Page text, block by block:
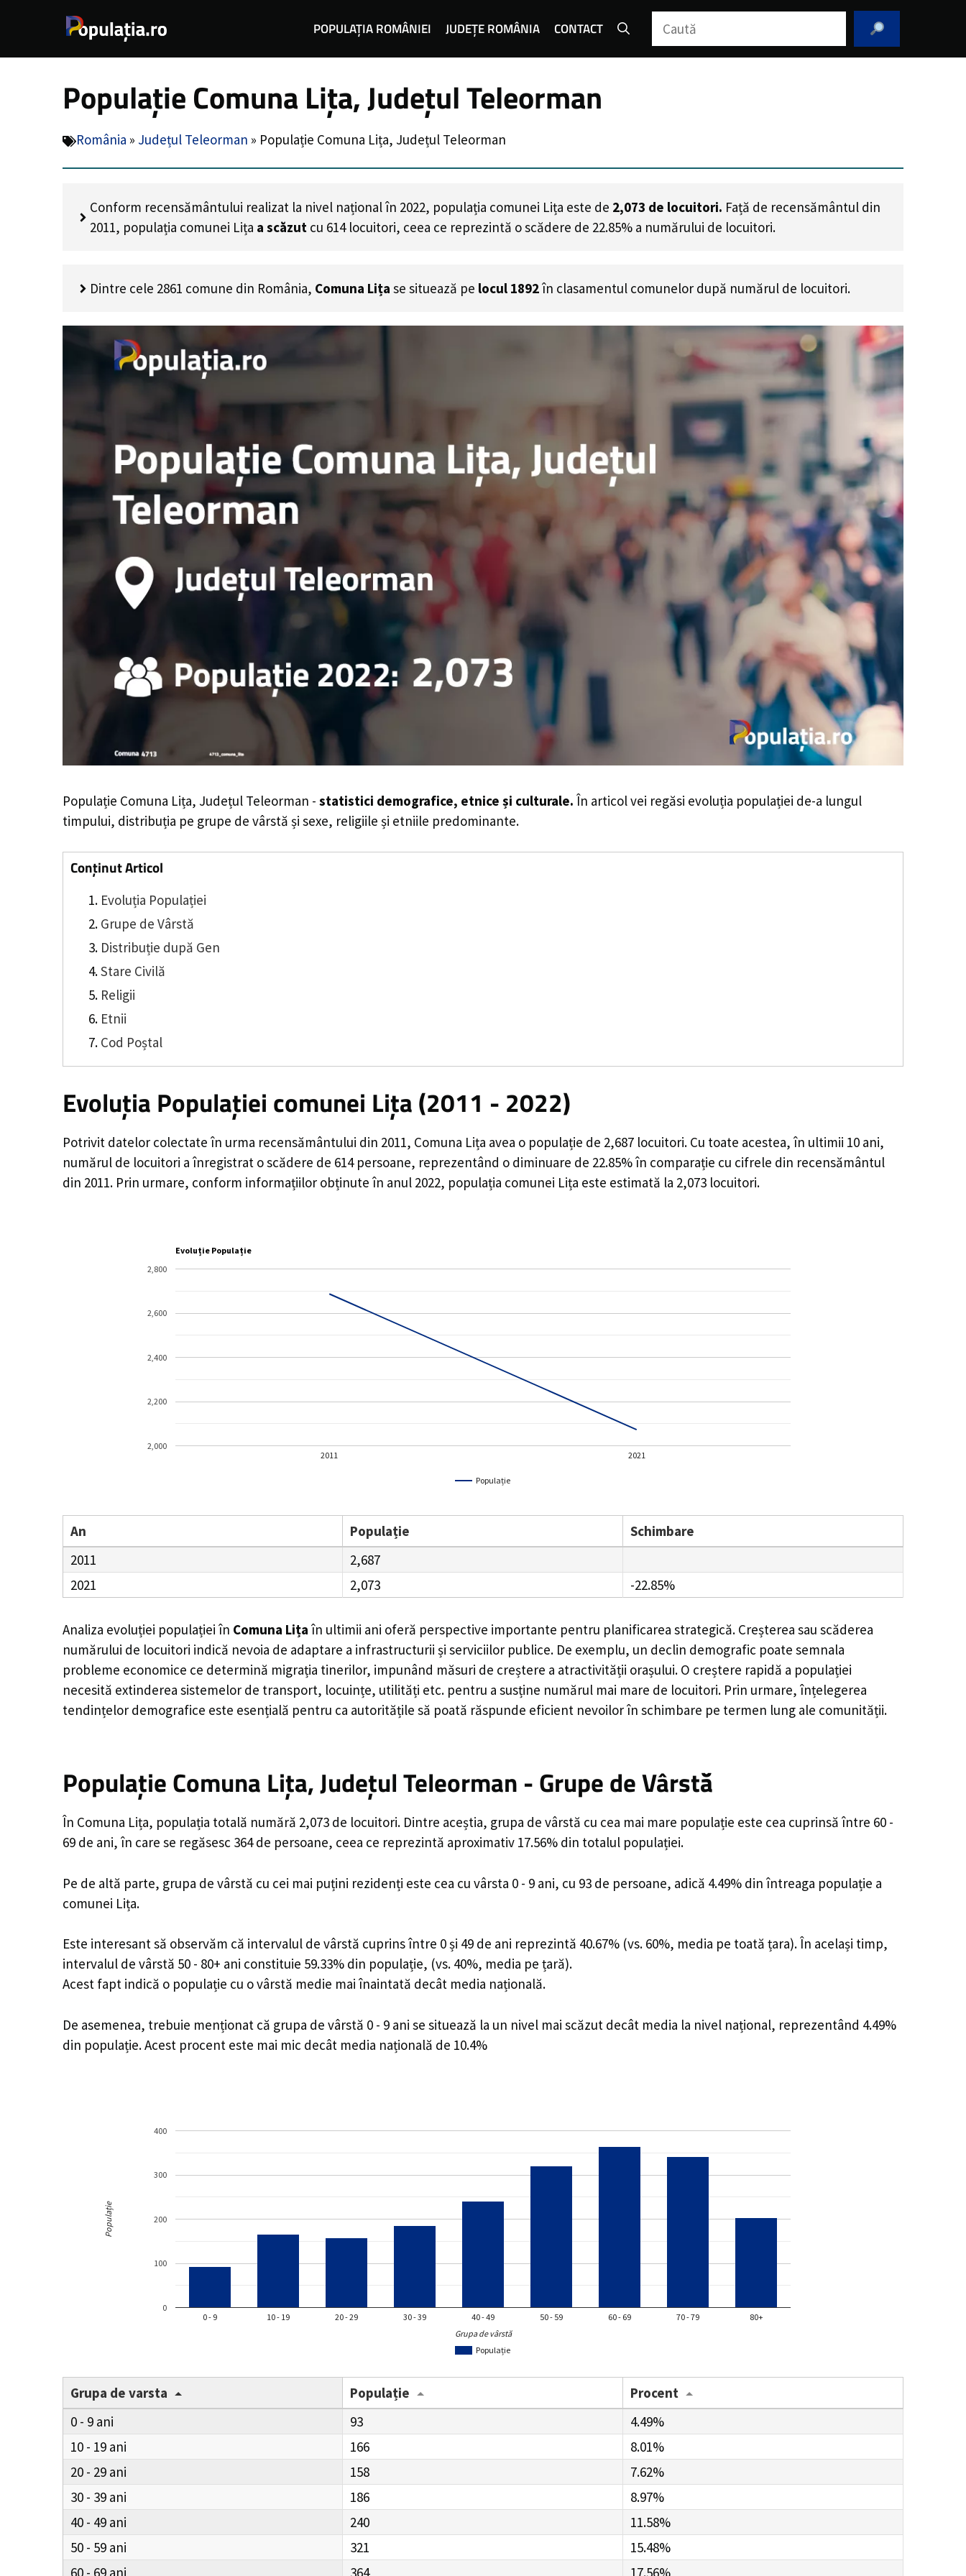
POPULAȚIA ROMÂNIEI JUDEȚE ROMÂNIA CONTACT Caută
Populație Comuna Lița, Județul Teleorman
România » Județul Teleorman » Populație Comuna Lița, Județul Teleorman
Conform recensământului realizat la nivel național în 2022, populația comunei Lița este de 2,073 de locuitori. Față de recensământul din
2011, populația comunei Lița a scăzut cu 614locuitori, ceea ce reprezintă o scădere de 22.85% a numărului de locuitori.
Dintre cele 2861 comune din România, Comuna Lița se situează pe locul 1892în clasamentul comunelor după numărul de locuitori.
Populație Comuna Lița, Județul Teleorman - statistici demografice, etnice și culturale. În articol vei regăsi evoluția populației de-a lungul
timpului, distribuția pe grupe de vârstă și sexe, religiile și etniile predominante.
Conținut Articol
Evoluția Populației
Grupe de Vârstă
Distribuție după Gen
Stare Civilă
Religii
Etnii
Cod Poștal
Evoluția Populației comunei Lița (2011 - 2022)
Potrivit datelor colectate în urma recensământului din 2011, Comuna Lița avea o populație de 2,687 locuitori. Cu toate acestea, în ultimii 10 ani,
numărul de locuitori a înregistrat oscădere de 614persoane, reprezentând o diminuare de 22.85%în comparație cu cifrele din recensământul
din 2011. Prin urmare, conform informațiilor obținute în anul 2022, populația comunei Lița este estimată la 2,073 locuitori.
Evoluție Populație
Populație
2011 2021
2,000
2,200
2,400
2,600
2,800
An Populație
Schimbare
2011
2,687
2021
2,073 -22.85%
Analiza evoluției populației în Comuna Lița în ultimii ani oferă perspective importante pentru planificarea strategică. Creșterea sau scăderea
numărului de locuitori indică nevoia de adaptare a infrastructurii și serviciilor publice. De exemplu, un declin demografic poate semnala
probleme economice ce determină migrația tinerilor, impunând măsuri de creștere a atractivității orașului. O creștere rapidă a populației
necesită extinderea sistemelor de transport, locuințe, utilități etc. pentru a susține numărul mai mare de locuitori. Prin urmare, înțelegerea
tendințelor demografice este esențială pentru ca autoritățile să poată răspunde eficient nevoilor în schimbare pe termen lung ale comunității.
Populație Comuna Lița, Județul Teleorman - Grupe de Vârstă
În Comuna Lița, populația totală numără 2,073 de locuitori. Dintre aceștia, grupa de vârstă cu cea mai mare populație este cea cuprinsă între 60 -
69 de ani, în care se regăsesc 364 de persoane, ceea ce reprezintă aproximativ 17.56% din totalul populației.
Pe de altă parte, grupa de vârstă cu cei mai puțini rezidenți este cea cu vârsta 0 - 9 ani, cu 93 de persoane, adică 4.49% din întreaga populație a
comunei Lița.
Este interesant să observăm că intervalul de vârstă cuprins între 0 și 49 de ani reprezintă 40.67% (vs. 60%, media pe toată țara). În același timp,
intervalul de vârstă 50 - 80+ ani constituie 59.33% din populație, (vs. 40%, media pe țară).
Acest fapt indică o populație cu o vârstă medie mai înaintată decât media națională.
De asemenea, trebuie menționat că grupa de vârstă 0 - 9 ani se situează la un nivel mai scăzut decât media la nivel național, reprezentând 4.49%
din populație. Acest procent este mai mic decât media națională de 10.4%
Populație
0 - 9 10 - 19 20 - 29 30 - 39 40 - 49 50 - 59 60 - 69 70 - 79 80+
0
100
200
300
400
Grupa de vârstă
Populație
Grupa de varsta Populație
Procent
0 - 9
93
4.49%
10 - 19
166
8.01%
20 - 29
158
7.62%
30 - 39
186
8.97%
40 - 49
240
11.58%
50 - 59
321
15.48%